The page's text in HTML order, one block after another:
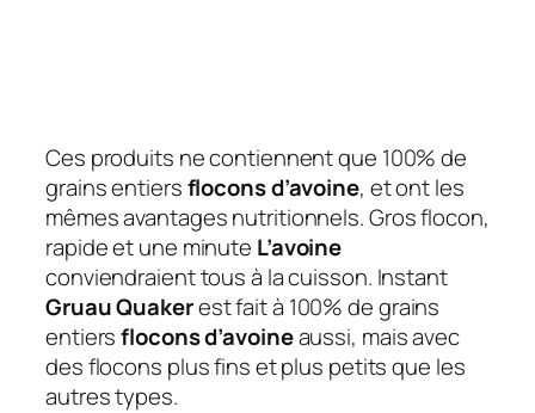
Ces produits ne contiennent que 100% de
grains entiersflocons d’avoine, et ont les
mêmes avantages nutritionnels. Gros flocon,
rapide et une minute L’avoine
conviendraient tous à la cuisson. Instant
Gruau Quakerest fait à 100% de grains
entiersflocons d’avoineaussi, mais avec
des flocons plus fins et plus petits que les
autres types.